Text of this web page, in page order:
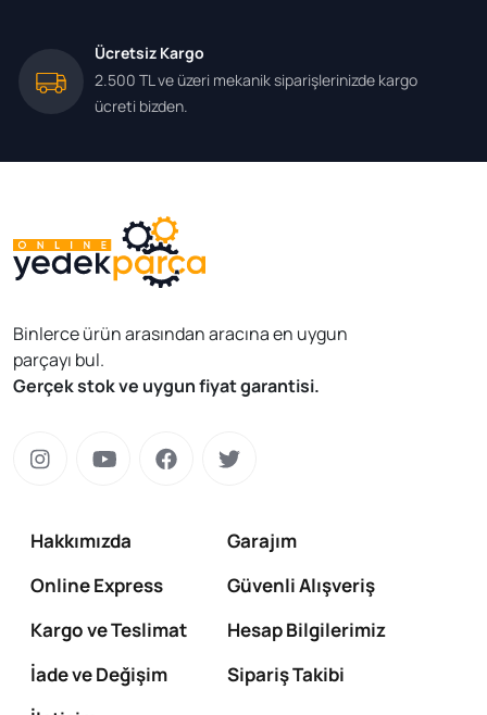
Ücretsiz Kargo
2.500 TL ve üzeri mekanik siparişlerinizde kargo
ücreti bizden.
Binlerce ürün arasından aracına en uygun
parçayı bul.
Gerçek stok ve uygun fiyat garantisi.
Hakkımızda
Garajım
Online Express
Güvenli Alışveriş
Kargo ve Teslimat
Hesap Bilgilerimiz
İade ve Değişim
Sipariş Takibi